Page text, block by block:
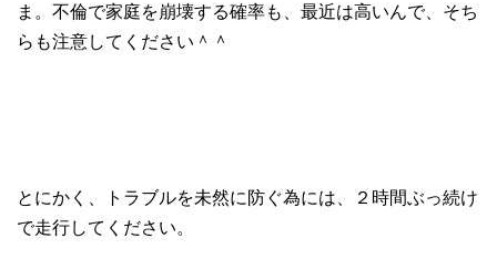
ま。不倫で家庭を崩壊する確率も、最近は高いんで、そち
らも注意してください＾＾
とにかく、トラブルを未然に防ぐ為には、２時間ぶっ続け
で走行してください。